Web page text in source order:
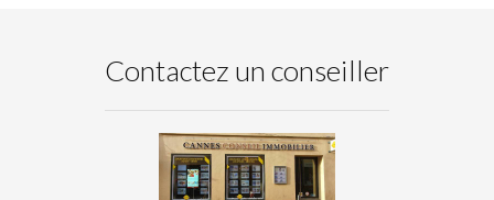
Contactez un conseiller